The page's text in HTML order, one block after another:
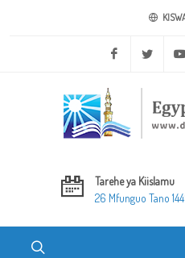
Facebook Twitter
Tarehe ya Kiislamu
26 Mfunguo Tano